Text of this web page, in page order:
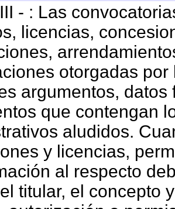
- : Las
licencias,
otorgadas
argumentos,
que contengan
aludidos.
y licencias,
al respecto
titular, el concepto